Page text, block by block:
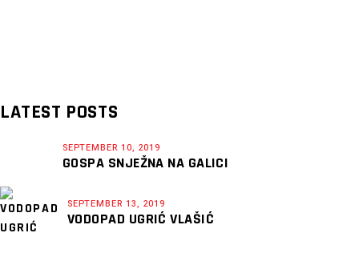
LATEST POSTS
SEPTEMBER 10, 2019
GOSPA SNJEŽNA NA GALICI
SEPTEMBER 13, 2019
VODOPAD UGRIĆ VLAŠIĆ